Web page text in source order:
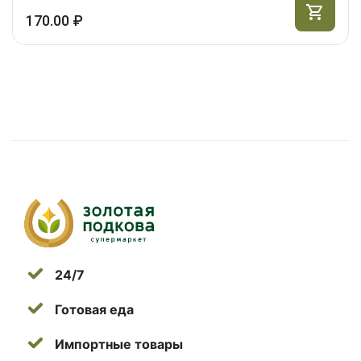
170.00 ₽
24/7
Готовая еда
Импортные товары